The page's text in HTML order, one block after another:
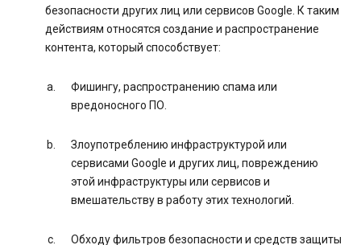
безопасности других лиц или сервисов Google. К таким
действиям относятся создание и распространение
контента, который способствует:
Фишингу, распространению спама или
вредоносного ПО.
Злоупотреблению инфраструктурой или
сервисами Google и других лиц, повреждению
этой инфраструктуры или сервисов и
вмешательству в работу этих технологий.
Обходу фильтров безопасности и средств защиты